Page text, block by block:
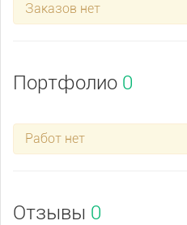
Заказов нет
Портфолио 0
Работ нет
Отзывы 0